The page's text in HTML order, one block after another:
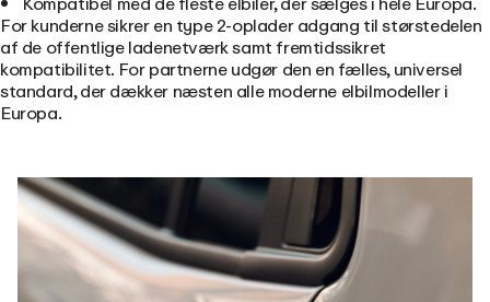
For kunderne sikrer en type 2-oplader adgang til størstedelen
af de offentlige ladenetværk samt fremtidssikret
kompatibilitet. For partnerne udgør den en fælles, universel
standard, der dækker næsten alle moderne elbilmodeller i
Europa.